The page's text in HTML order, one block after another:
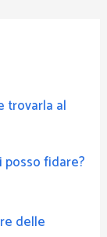
trovarla al
posso fidare?
delle